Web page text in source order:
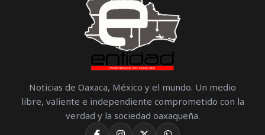
Noticias de Oaxaca, México y el mundo. Un medio
libre, valiente e independiente comprometido con la
verdad y la sociedad oaxaqueña.